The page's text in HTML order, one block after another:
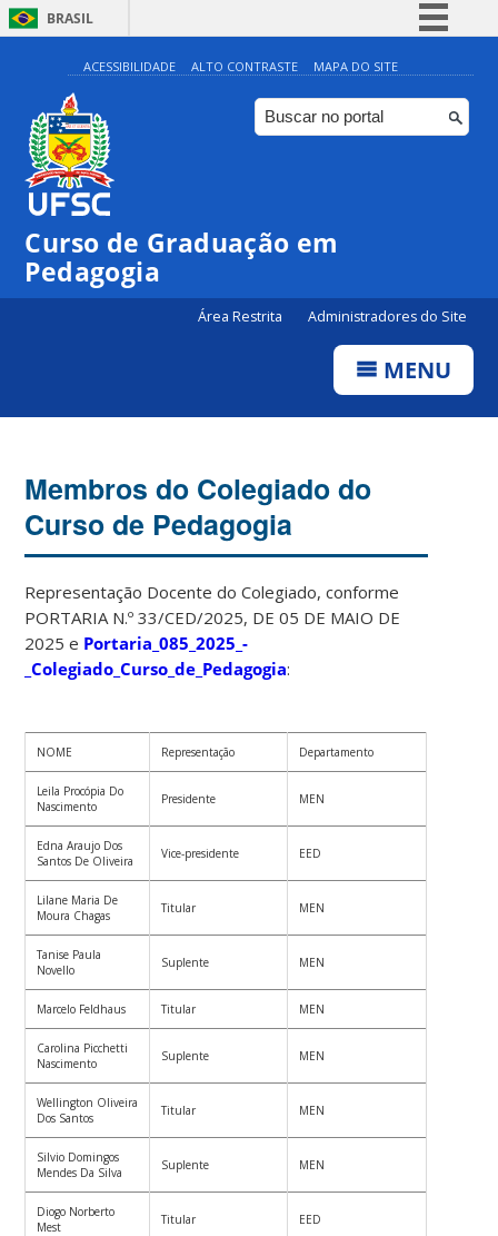
BRASIL
Simplifique!
Comunica BR
Participe
Canais
ACESSIBILIDADE ALTO CONTRASTE MAPA DO SITE
Curso de Graduação em
Pedagogia
Área Restrita Administradores do Site
MENU
Membros do Colegiado do
Curso de Pedagogia
Representação Docente do Colegiado, conforme
PORTARIA N.º 33/CED/2025, DE 05 DE MAIO DE
2025 e Portaria_085_2025_-
_Colegiado_Curso_de_Pedagogia:
NOME Representação Departamento
Leila Procópia Do
Nascimento
Presidente MEN
Edna Araujo Dos
Santos De Oliveira
Vice-presidente EED
Lilane Maria De
Moura Chagas
Titular MEN
Tanise Paula
Novello
Suplente MEN
Marcelo Feldhaus Titular MEN
Carolina Picchetti
Nascimento
Suplente MEN
Wellington Oliveira
Dos Santos
Titular MEN
Silvio Domingos
Mendes Da Silva
Suplente MEN
Diogo Norberto
Mest
Titular EED